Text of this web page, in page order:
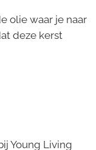
olie waar je naar
deze kerst
Young Living